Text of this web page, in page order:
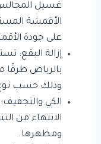
غسيل
الأقمشة
على جودة
إزالة البقع:
بالرياض طرقًا
وذلك حسب نوع
الكي
الانتهاء من
ومظهرها.